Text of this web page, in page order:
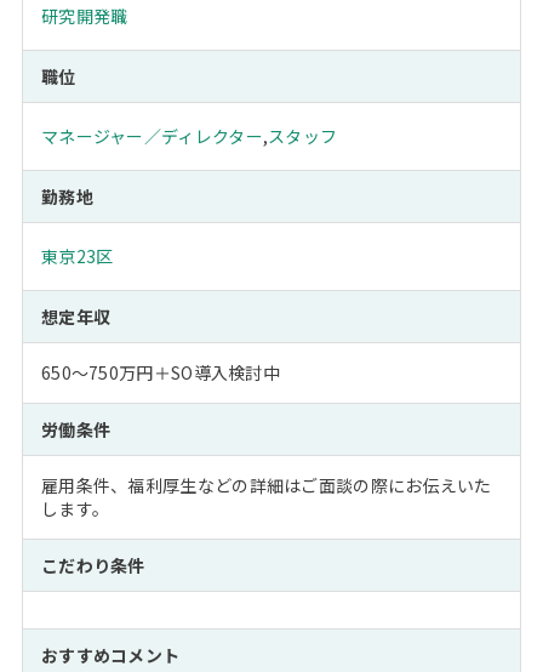
研究開発職
職位
マネージャー／ディレクター,スタッフ
勤務地
東京23区
想定年収
650～750万円＋SO導入検討中
労働条件
雇用条件、福利厚生などの詳細はご面談の際にお伝えいた
します。
こだわり条件
おすすめコメント